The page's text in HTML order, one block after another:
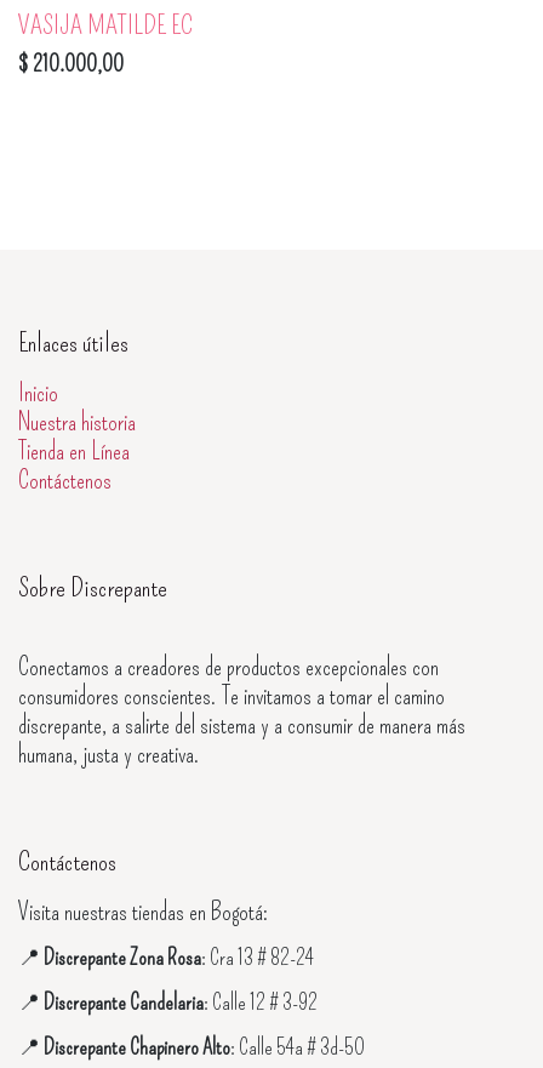
VASIJA MATILDE EC
$ 210.000,00
Enlaces útiles
Inicio
Nuestra historia
Tienda en Línea
Contáctenos
Sobre Discrepante
Conectamos a creadores de productos excepcionales con
consumidores conscientes. Te invitamos a tomar el camino
discrepante, a salirte del sistema y a consumir de manera más
humana, justa y creativa.
Contáctenos
Visita nuestras tiendas en Bogotá:
📍 Discrepante Zona Rosa: Cra 13 # 82-24
📍 Discrepante Candelaria: Calle 12 # 3-92
📍 Discrepante Chapinero Alto: Calle 54a # 3d-50